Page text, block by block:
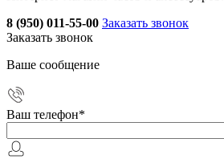
8 (950) 011-55-00 Заказать звонок
Заказать звонок
Ваше сообщение
Ваш телефон*